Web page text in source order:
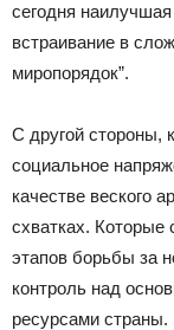
сегодня наилучшая
встраивание в
миропорядок”.
С другой стороны,
социальное
качестве веского
схватках. Которые
этапов борьбы за
контроль над
ресурсами страны.